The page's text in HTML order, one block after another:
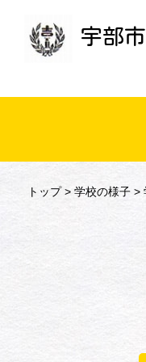
宇部
トップ> 学校の様子>